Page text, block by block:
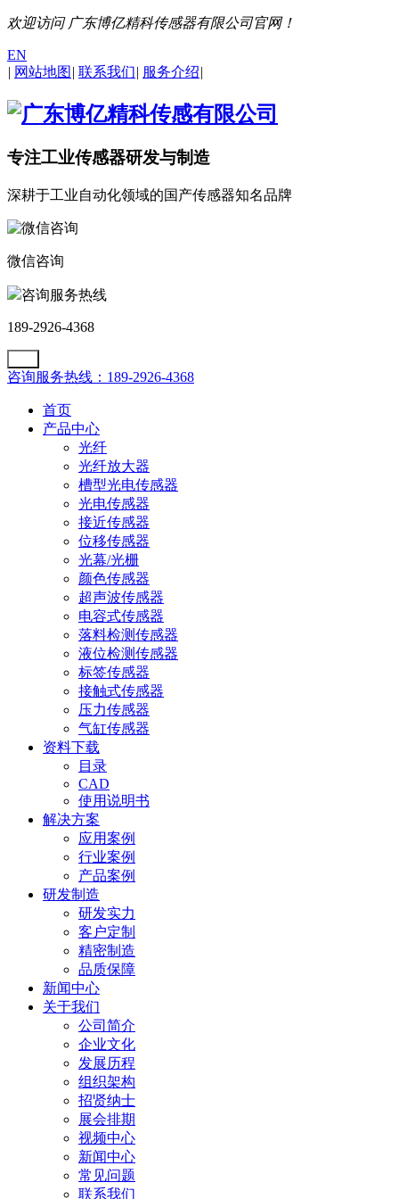
欢迎访问 广东博亿精科传感器有限公司官网！
EN
| 网站地图 | 联系我们| 服务介绍|
专注工业传感器研发与制造
深耕于工业自动化领域的国产传感器知名品牌
微信咨询
咨询服务热线
189-2926-4368
咨询服务热线：189-2926-4368
首页
产品中心
光纤
光纤放大器
槽型光电传感器
光电传感器
接近传感器
位移传感器
光幕/光栅
颜色传感器
超声波传感器
电容式传感器
落料检测传感器
液位检测传感器
标签传感器
接触式传感器
压力传感器
气缸传感器
资料下载
目录
CAD
使用说明书
解决方案
应用案例
行业案例
产品案例
研发制造
研发实力
客户定制
精密制造
品质保障
新闻中心
关于我们
公司简介
企业文化
发展历程
组织架构
招贤纳士
展会排期
视频中心
新闻中心
常见问题
联系我们